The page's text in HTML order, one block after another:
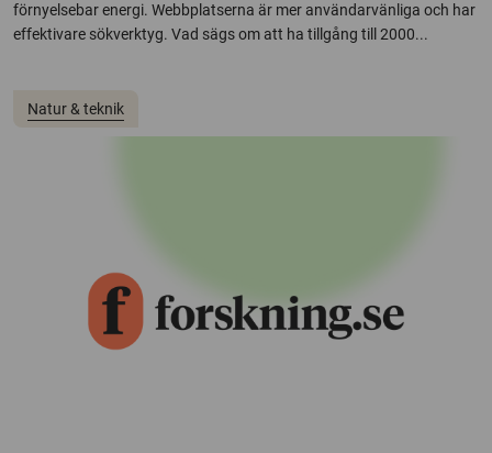
förnyelsebar energi. Webbplatserna är mer användarvänliga och har
effektivare sökverktyg. Vad sägs om att ha tillgång till 2000...
Natur & teknik